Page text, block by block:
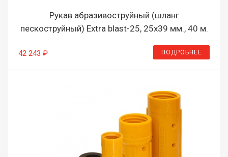
Рукав абразивоструйный (шланг
пескоструйный) Extra blast-25, 25х39 мм., 40 м.
42 243 ₽ ПОДРОБНЕЕ